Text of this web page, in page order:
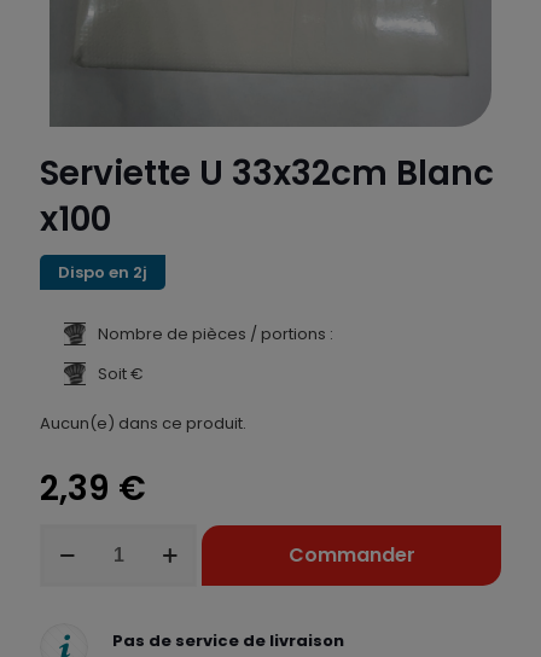
Serviette U 33x32cm Blanc
x100
Dispo en 2j
Nombre de pièces / portions :
Soit €
Aucun(e) dans ce produit.
2,39 €
Blanc
Commander
Pas de service de livraison